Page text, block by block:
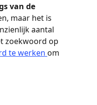
van de
maar het is
aantal
zoekwoord op
te werken om